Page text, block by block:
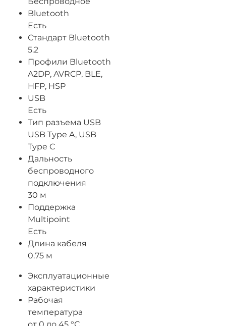
Bluetooth
Есть
Стандарт Bluetooth
5.2
Профили Bluetooth
A2DP, AVRCP, BLE,
HFP, HSP
USB
Есть
Тип разъема USB
USB Type A, USB
Type C
Дальность
беспроводного
подключения
30 м
Поддержка
Multipoint
Есть
Длина кабеля
0.75 м
Эксплуатационные
характеристики
Рабочая
температура